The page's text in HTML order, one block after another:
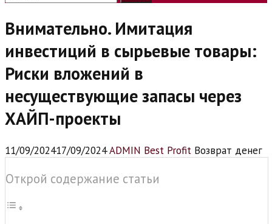
Внимательно. Имитация
инвестиций в сырьевые товары:
Риски вложений в
несуществующие запасы через
ХАЙП-проекты
11/09/202417/09/2024ADMIN Best Profit Возврат денег
Открой содержание статьи